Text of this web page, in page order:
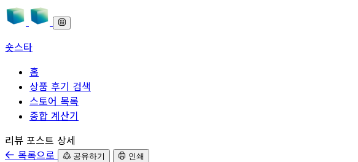
숏스타
홈
상품 후기 검색
스토어 목록
종합 계산기
본문으로 바로가기
리뷰 포스트 상세
목록으로
공유하기 인쇄